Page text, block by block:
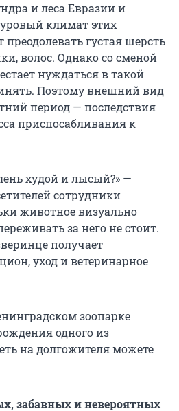
и леса Евразии и
климат этих
густая шерсть
волос. Однако со сменой
нуждаться в такой
Поэтому внешний вид
период — последствия
приспосабливания к
худой и лысый?» —
сотрудники
животное визуально
за него не стоит.
получает
уход и ветеринарное
зоопарке
одного из
на долгожителя можете
забавных и невероятных